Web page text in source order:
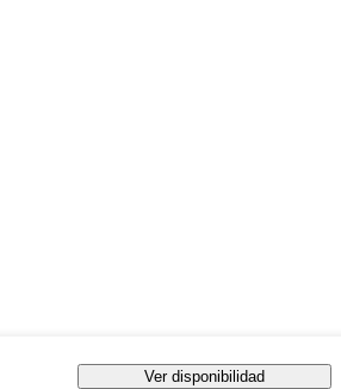
Ver disponibilidad